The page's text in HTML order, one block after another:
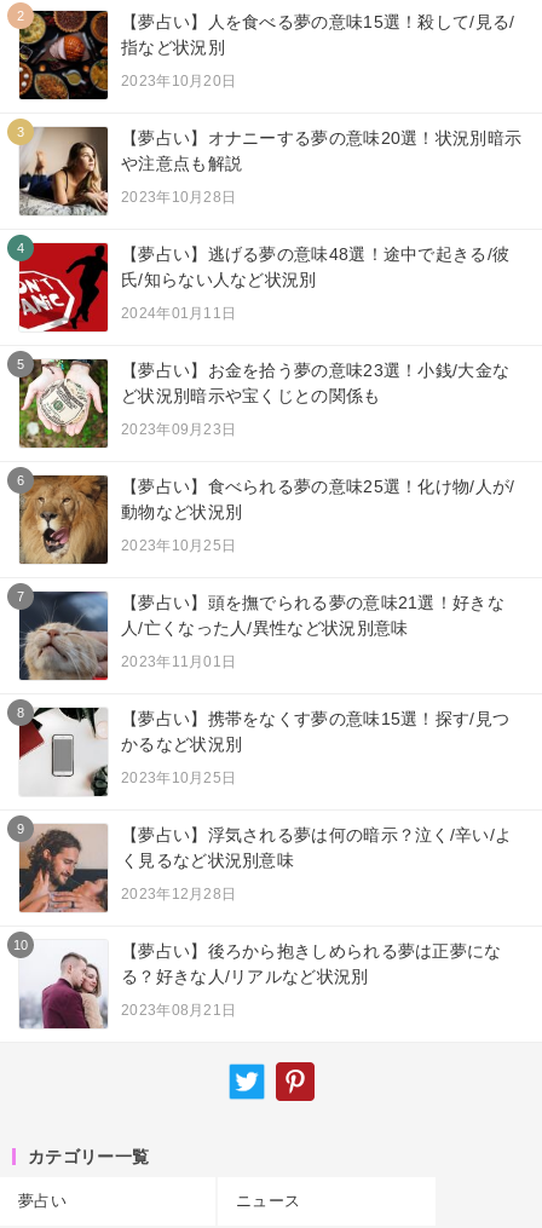
2
【夢占い】人を食べる夢の意味15選！殺して/見る/
指など状況別
2023年10月20日
3
【夢占い】オナニーする夢の意味20選！状況別暗示
や注意点も解説
2023年10月28日
4
【夢占い】逃げる夢の意味48選！途中で起きる/彼
氏/知らない人など状況別
2024年01月11日
5
【夢占い】お金を拾う夢の意味23選！小銭/大金な
ど状況別暗示や宝くじとの関係も
2023年09月23日
6
【夢占い】食べられる夢の意味25選！化け物/人が/
動物など状況別
2023年10月25日
7
【夢占い】頭を撫でられる夢の意味21選！好きな
人/亡くなった人/異性など状況別意味
2023年11月01日
8
【夢占い】携帯をなくす夢の意味15選！探す/見つ
かるなど状況別
2023年10月25日
9
【夢占い】浮気される夢は何の暗示？泣く/辛い/よ
く見るなど状況別意味
2023年12月28日
10
【夢占い】後ろから抱きしめられる夢は正夢にな
る？好きな人/リアルなど状況別
2023年08月21日
カテゴリー一覧
夢占い ニュース